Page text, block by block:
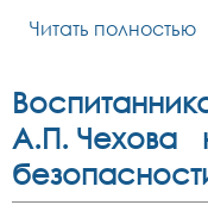
Читать полностью
А.П. Чехова